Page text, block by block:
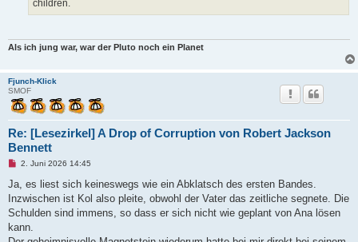
children.
Als ich jung war, war der Pluto noch ein Planet
Fjunch-Klick
SMOF
Re: [Lesezirkel] A Drop of Corruption von Robert Jackson
Bennett
U
g
e
l
e
e
n
2. Juni 2026 14:45
Ja, es liest sich keineswegs wie ein Abklatsch des ersten Bandes.
Inzwischen ist Kol also pleite, obwohl der Vater das zeitliche segnete. Die
Schulden sind immens, so dass er sich nicht wie geplant von Ana lösen
kann.